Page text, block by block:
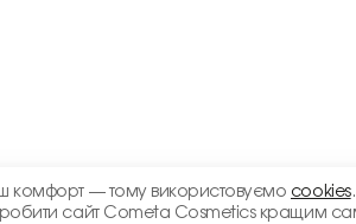
— тому використовуємо cookies
сайт Cometa Cosmetics кращим